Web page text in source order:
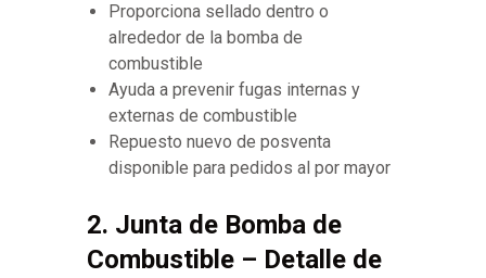
Proporciona sellado dentro o
alrededor de la bomba de
combustible
Ayuda a prevenir fugas internas y
externas de combustible
Repuesto nuevo de posventa
disponible para pedidos al por mayor
2. Junta de Bomba de
Combustible – Detalle de